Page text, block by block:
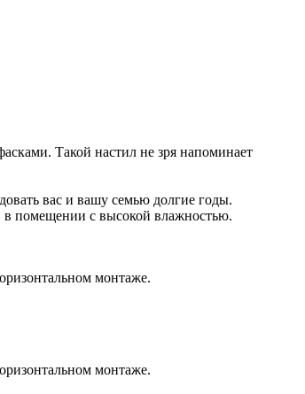
Такой настил не зря напоминает
вас и вашу семью долгие годы.
в помещении с высокой влажностью.
монтаже.
монтаже.